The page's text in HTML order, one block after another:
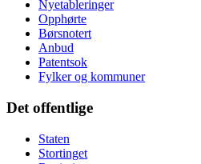
Nyetableringer
Opphørte
Børsnotert
Anbud
Patentsok
Fylker og kommuner
Det offentlige
Staten
Stortinget